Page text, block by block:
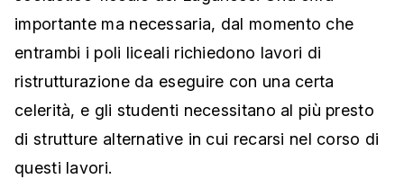
importante ma necessaria, dal momento che
entrambi i poli liceali richiedono lavori di
ristrutturazione da eseguire con una certa
celerità, e gli studenti necessitano al più presto
di strutture alternative in cui recarsi nel corso di
questi lavori.